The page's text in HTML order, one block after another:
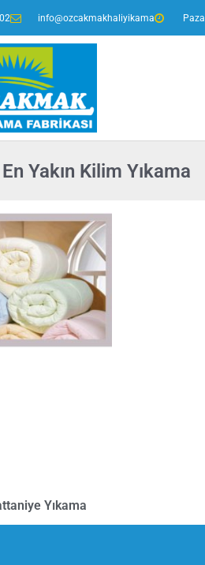
info@ozcakmakhaliyikama
Yakın Kilim Yıkama
Yıkama